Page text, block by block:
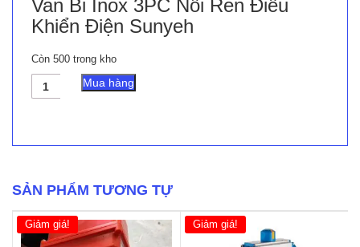
Van Bi Inox 3PC Nối Ren Điều
Khiển Điện Sunyeh
Còn 500 trong kho
Van
Bi
Điện
Sunyeh
số
lượng
Mua hàng
SẢN PHẨM TƯƠNG TỰ
Giảm giá! Giảm giá!